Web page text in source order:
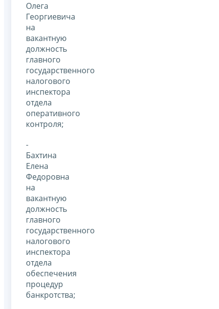
Олега
Георгиевича
на
вакантную
должность
главного
государственного
налогового
инспектора
отдела
оперативного
контроля;
-
Бахтина
Елена
Федоровна
на
вакантную
должность
главного
государственного
налогового
инспектора
отдела
обеспечения
процедур
банкротства;